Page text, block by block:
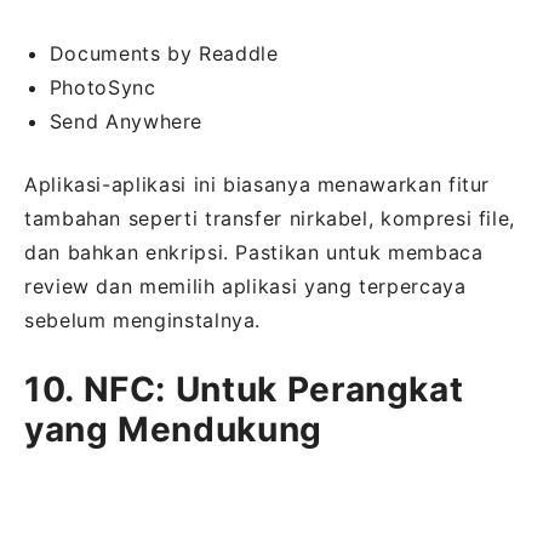
Documents by Readdle
PhotoSync
Send Anywhere
Aplikasi-aplikasi ini biasanya menawarkan fitur
tambahan seperti transfer nirkabel, kompresi file,
dan bahkan enkripsi. Pastikan untuk membaca
review dan memilih aplikasi yang terpercaya
sebelum menginstalnya.
10. NFC: Untuk Perangkat
yang Mendukung